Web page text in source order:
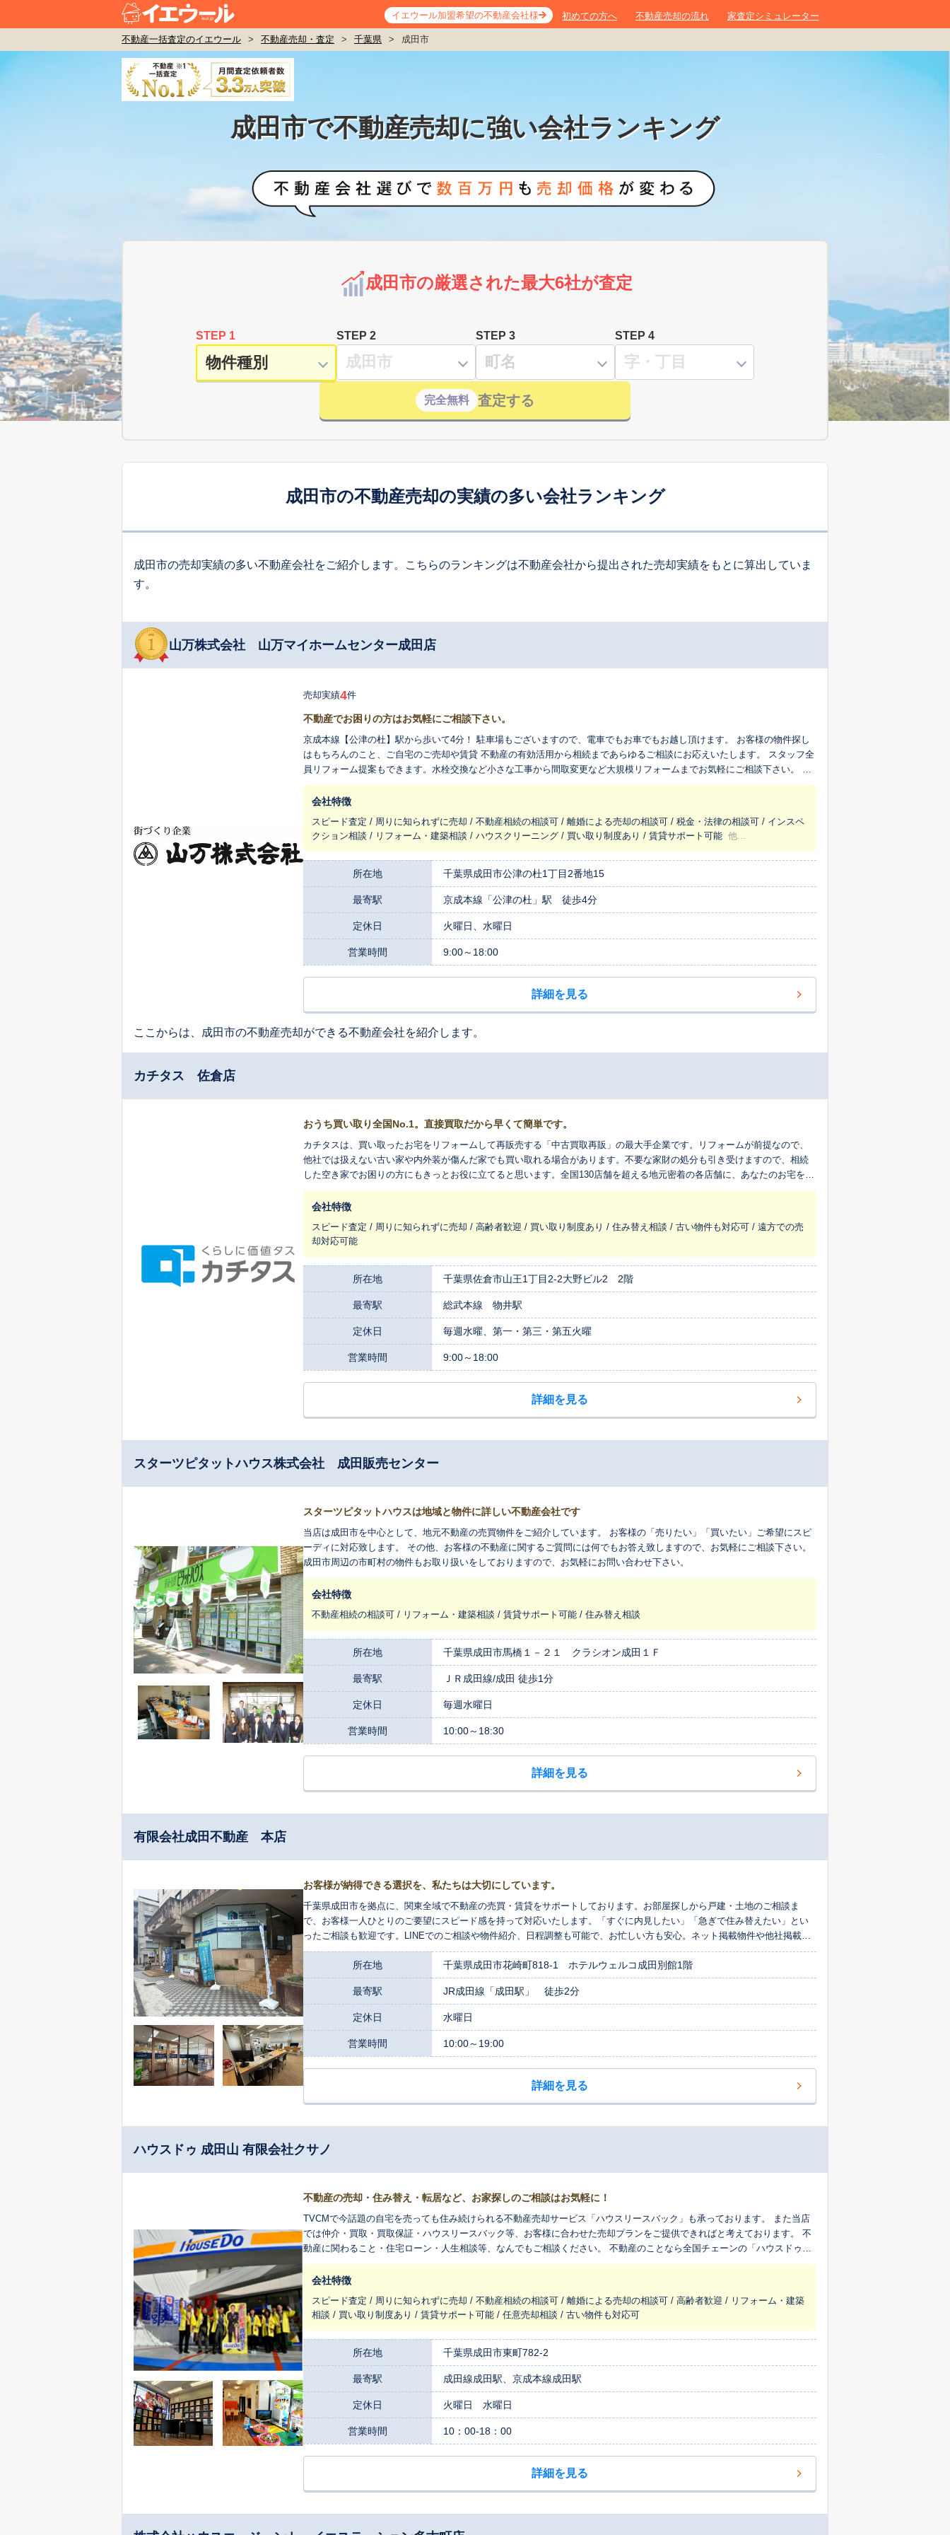
イエウール加盟希望の不動産会社様 初めての方へ 不動産売却の流れ 家査定シミュレーター
不動産一括査定のイエウール > 不動産売却・査定 > 千葉県 > 成田市
成田市で不動産売却に強い会社ランキング
成田市の厳選された最大6社が査定
STEP 1 STEP 2 STEP 3 STEP 4
完全無料 査定する
成田市の不動産売却の実績の多い会社ランキング
成田市の売却実績の多い不動産会社をご紹介します。こちらのランキングは不動産会社から提出された売却実績をもとに算出していま
す。
山万株式会社 山万マイホームセンター成田店
売却実績4件
不動産でお困りの方はお気軽にご相談下さい。
京成本線【公津の杜】駅から歩いて4分！ 駐車場もございますので、電車でもお車でもお越し頂けます。 お客様の物件探し
はもちろんのこと、ご自宅のご売却や賃貸 不動産の有効活用から相続まであらゆるご相談にお応えいたします。 スタッフ全
員リフォーム提案もできます。水栓交換など小さな工事から間取変更など大規模リフォームまでお気軽にご相談下さい。 さ
らに！成田・富里エリアの新築一戸建てや土地の情報を揃えております。 お気軽にお越しください。
会社特徴
スピード査定 / 周りに知られずに売却 / 不動産相続の相談可 / 離婚による売却の相談可 / 税金・法律の相談可 / インスペ
クション相談 / リフォーム・建築相談 / ハウスクリーニング / 買い取り制度あり / 賃貸サポート可能 他...
所在地 千葉県成田市公津の杜1丁目2番地15
最寄駅 京成本線「公津の杜」駅 徒歩4分
定休日 火曜日、水曜日
営業時間 9:00～18:00
詳細を見る
ここからは、成田市の不動産売却ができる不動産会社を紹介します。
カチタス 佐倉店
おうち買い取り全国No.1。直接買取だから早くて簡単です。
カチタスは、買い取ったお宅をリフォームして再販売する「中古買取再販」の最大手企業です。リフォームが前提なので、
他社では扱えない古い家や内外装が傷んだ家でも買い取れる場合があります。不要な家財の処分も引き受けますので、相続
した空き家でお困りの方にもきっとお役に立てると思います。全国130店舗を超える地元密着の各店舗に、あなたのお宅を生
まれ変わらせ、長く住みつなぐお手伝いをさせてください。
会社特徴
スピード査定 / 周りに知られずに売却 / 高齢者歓迎 / 買い取り制度あり / 住み替え相談 / 古い物件も対応可 / 遠方での売
却対応可能
所在地 千葉県佐倉市山王1丁目2-2大野ビル2 2階
最寄駅 総武本線 物井駅
定休日 毎週水曜、第一・第三・第五火曜
営業時間 9:00～18:00
詳細を見る
スターツピタットハウス株式会社 成田販売センター
スターツピタットハウスは地域と物件に詳しい不動産会社です
当店は成田市を中心として、地元不動産の売買物件をご紹介しています。 お客様の「売りたい」「買いたい」ご希望にスピ
ーディに対応致します。 その他、お客様の不動産に関するご質問には何でもお答え致しますので、お気軽にご相談下さい。
成田市周辺の市町村の物件もお取り扱いをしておりますので、お気軽にお問い合わせ下さい。
会社特徴
不動産相続の相談可 / リフォーム・建築相談 / 賃貸サポート可能 / 住み替え相談
所在地 千葉県成田市馬橋１－２１ クラシオン成田１Ｆ
最寄駅 ＪＲ成田線/成田 徒歩1分
定休日 毎週水曜日
営業時間 10:00～18:30
詳細を見る
有限会社成田不動産 本店
お客様が納得できる選択を、私たちは大切にしています。
千葉県成田市を拠点に、関東全域で不動産の売買・賃貸をサポートしております。お部屋探しから戸建・土地のご相談ま
で、お客様一人ひとりのご要望にスピード感を持って対応いたします。「すぐに内見したい」「急ぎで住み替えたい」とい
ったご相談も歓迎です。LINEでのご相談や物件紹介、日程調整も可能で、お忙しい方も安心。ネット掲載物件や他社掲載物
件のご相談、初期費用に関するご質問もお気軽にどうぞ。地域密着ならではの情報力と柔軟な対応で、お客様に最適なご提
案をいたします。
所在地 千葉県成田市花崎町818-1 ホテルウェルコ成田別館1階
最寄駅 JR成田線「成田駅」 徒歩2分
定休日 水曜日
営業時間 10:00～19:00
詳細を見る
ハウスドゥ 成田山 有限会社クサノ
不動産の売却・住み替え・転居など、お家探しのご相談はお気軽に！
TVCMで今話題の自宅を売っても住み続けられる不動産売却サービス「ハウスリースバック」も承っております。 また当店
では仲介・買取・買取保証・ハウスリースバック等、お客様に合わせた売却プランをご提供できればと考えております。 不
動産に関わること・住宅ローン・人生相談等、なんでもご相談ください。 不動産のことなら全国チェーンの「ハウスドゥ成
田山店」にお任せください！
会社特徴
スピード査定 / 周りに知られずに売却 / 不動産相続の相談可 / 離婚による売却の相談可 / 高齢者歓迎 / リフォーム・建築
相談 / 買い取り制度あり / 賃貸サポート可能 / 任意売却相談 / 古い物件も対応可
所在地 千葉県成田市東町782-2
最寄駅 成田線成田駅、京成本線成田駅
定休日 火曜日 水曜日
営業時間 10：00-18：00
詳細を見る